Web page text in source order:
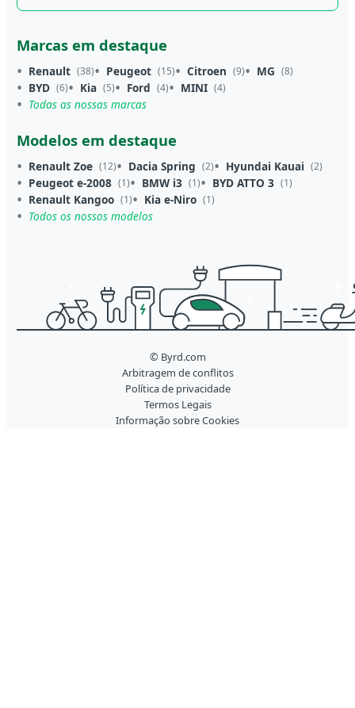
Marcas em destaque
Renault (38) Peugeot (15) Citroen (9) MG (8)
BYD (6) Kia (5) Ford (4) MINI (4)
Todas as nossas marcas
Modelos em destaque
Renault Zoe (12) Dacia Spring (2) Hyundai Kauai (2)
Peugeot e-2008 (1) BMW i3 (1) BYD ATTO 3 (1)
Renault Kangoo (1) Kia e-Niro (1)
Todos os nossos modelos
© Byrd.com
Arbitragem de conflitos
Política de privacidade
Termos Legais
Informação sobre Cookies